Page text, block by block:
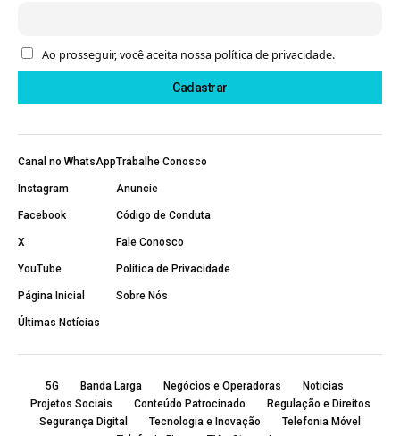
Ao prosseguir, você aceita nossa política de privacidade.
Canal no WhatsApp
Instagram
Facebook
X
YouTube
Página Inicial
Últimas Notícias
Trabalhe Conosco
Anuncie
Código de Conduta
Fale Conosco
Política de Privacidade
Sobre Nós
5G Banda Larga Negócios e Operadoras
Notícias
Projetos Sociais
Conteúdo Patrocinado
Regulação e Direitos
Segurança Digital
Tecnologia e Inovação
Telefonia Móvel